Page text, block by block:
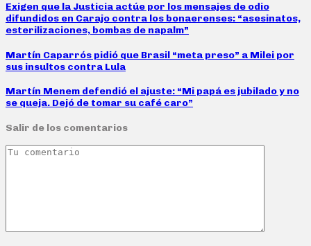
Exigen que la Justicia actúe por los mensajes de odio
difundidos en Carajo contra los bonaerenses: “asesinatos,
esterilizaciones, bombas de napalm”
Martín Caparrós pidió que Brasil “meta preso” a Milei por
sus insultos contra Lula
Martín Menem defendió el ajuste: “Mi papá es jubilado y no
se queja. Dejó de tomar su café caro”
Salir de los comentarios